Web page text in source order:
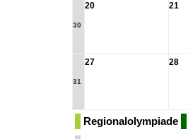
30
20 21
31
27 28
Regionalolympiade